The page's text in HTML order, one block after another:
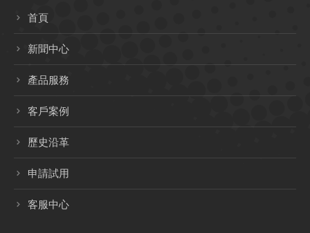
首頁
新聞中心
產品服務
客戶案例
歷史沿革
申請試用
客服中心